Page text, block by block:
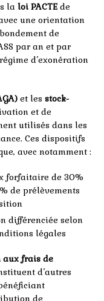
la loi PACTE de
une orientation
de
par an et par
d’exonération
et les stock-
et de
utilisés dans les
Ces dispositifs
avec notamment :
forfaitaire de 30%
de prélèvements
différenciée selon
légales
frais de
d’autres
de